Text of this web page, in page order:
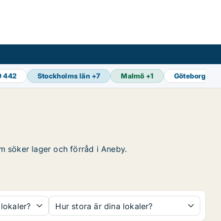
442 Stockholms län +7 Malmö +1 Göteborg
söker lager och förråd i Aneby.
Hur stora är dina lokaler?